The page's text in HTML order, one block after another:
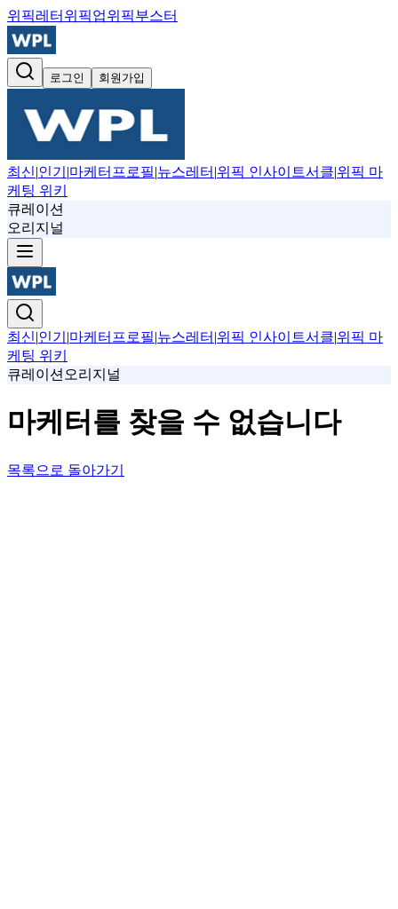
위픽레터 위픽업위픽부스터
로그인 회원가입
최신|인기 |마케터프로필|뉴스레터 |위픽 인사이트서클|위픽 마
케팅 위키
큐레이션
오리지널
최신|인기 |마케터프로필|뉴스레터 |위픽 인사이트서클|위픽 마
케팅 위키
큐레이션 오리지널
마케터를 찾을 수 없습니다
목록으로 돌아가기